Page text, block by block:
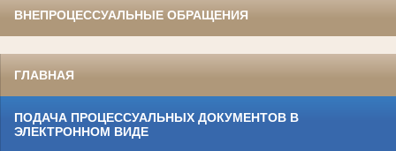
ВНЕПРОЦЕССУАЛЬНЫЕ ОБРАЩЕНИЯ
ГЛАВНАЯ
ПОДАЧА ПРОЦЕССУАЛЬНЫХ ДОКУМЕНТОВ В
ЭЛЕКТРОННОМ ВИДЕ